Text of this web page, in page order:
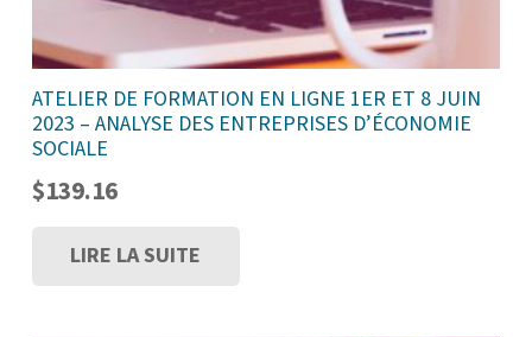
ATELIER DE FORMATION EN LIGNE 1ER ET 8 JUIN
2023 – ANALYSE DES ENTREPRISES D’ÉCONOMIE
SOCIALE
$139.16
LIRE LA SUITE